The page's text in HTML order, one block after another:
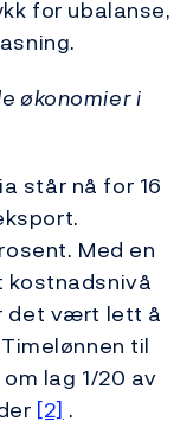
for ubalanse,
økonomier i
står nå for 16
Med en
det vært lett å
til
lag 1/20 av
[2].